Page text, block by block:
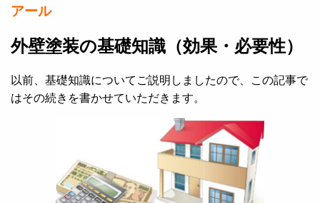
アール
外壁塗装の基礎知識（効果・必要性）
以前、基礎知識についてご説明しましたので、この記事で
はその続きを書かせていただきます。